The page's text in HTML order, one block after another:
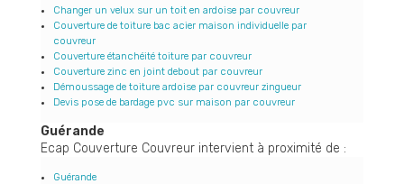
Changer un velux sur un toit en ardoise par couvreur
Couverture de toiture bac acier maison individuelle par
couvreur
Couverture étanchéité toiture par couvreur
Couverture zinc en joint debout par couvreur
Démoussage de toiture ardoise par couvreur zingueur
Devis pose de bardage pvc sur maison par couvreur
Guérande
Ecap Couverture Couvreur intervient à proximité de :
Guérande